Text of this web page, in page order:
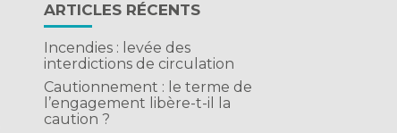
ARTICLES RÉCENTS
Incendies : levée des
interdictions de circulation
Cautionnement : le terme de
l’engagement libère-t-il la
caution ?